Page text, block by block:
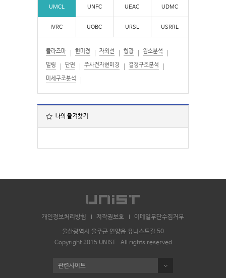
UMCL UNFC UEAC UDMC
IVRC UOBC URSL USRRL
플라즈마 현미경 자외선 형광 원소분석
밀링 단면 주사전자현미경 결정구조분석
미세구조분석
나의 즐겨찾기
개인정보처리방침 저작권보호 이메일무단수집거부
울산광역시 울주군 언양읍 유니스트길 50
Copyright 2015 UNIST . All rights reserved
관련사이트